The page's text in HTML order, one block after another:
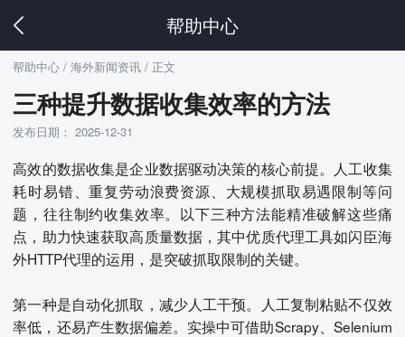
帮助中心
帮助中心 / 海外新闻资讯 / 正文
三种提升数据收集效率的方法
发布日期： 2025-12-31
高效的数据收集是企业数据驱动决策的核心前提。人工收集
耗时易错、重复劳动浪费资源、大规模抓取易遇限制等问
题，往往制约收集效率。以下三种方法能精准破解这些痛
点，助力快速获取高质量数据，其中优质代理工具如闪臣海
外HTTP代理的运用，是突破抓取限制的关键。
第一种是自动化抓取，减少人工干预。人工复制粘贴不仅效
率低，还易产生数据偏差。实操中可借助Scrapy、Selenium